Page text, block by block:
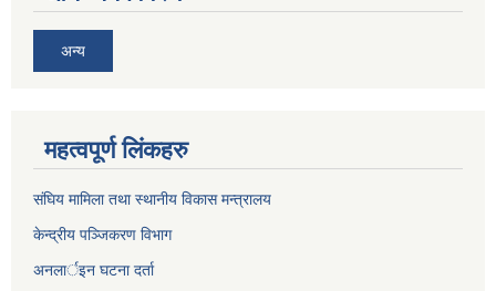
अन्य
महत्वपूर्ण लिंकहरु
संघिय मामिला तथा स्थानीय विकास मन्त्रालय
केन्द्रीय पञ्जिकरण विभाग
अनलार्इन घटना दर्ता